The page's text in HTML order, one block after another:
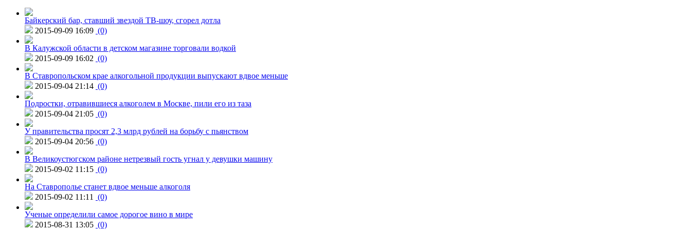
Байкерский бар, ставший звездой ТВ-шоу, сгорел дотла
2015-09-09 16:09 (0)
В Калужской области в детском магазине торговали водкой
2015-09-09 16:02 (0)
В Ставропольском крае алкогольной продукции выпускают вдвое меньше
2015-09-04 21:14 (0)
Подростки, отравившиеся алкоголем в Москве, пили его из таза
2015-09-04 21:05 (0)
У правительства просят 2,3 млрд рублей на борьбу с пьянством
2015-09-04 20:56 (0)
В Великоустюгском районе нетрезвый гость угнал у девушки машину
2015-09-02 11:15 (0)
На Ставрополье станет вдвое меньше алкоголя
2015-09-02 11:11
(0)
Ученые определили самое дорогое вино в мире
2015-08-31 13:05 (0)